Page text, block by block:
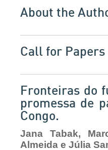
About the
Call for
Fronteiras do
promessa de
Congo.
Jana Tabak,
Almeida e Júlia